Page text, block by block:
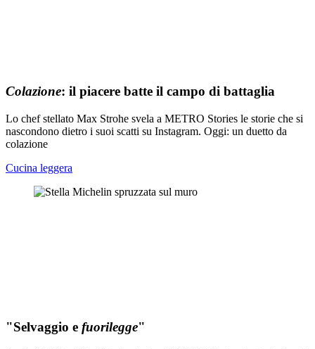
Colazione: il piacere batte il campo di battaglia
Lo chef stellato Max Strohe svela a METRO Stories le storie che si
nascondono dietro i suoi scatti su Instagram. Oggi: un duetto da
colazione
Cucina leggera
"Selvaggio e fuorilegge"